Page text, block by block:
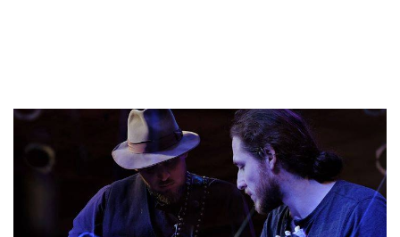
FOTO
RÓLUNK
ELÉRHETŐSÉG